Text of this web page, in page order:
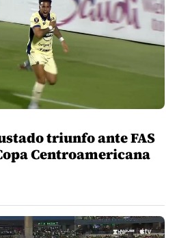
triunfo ante FAS
Centroamericana